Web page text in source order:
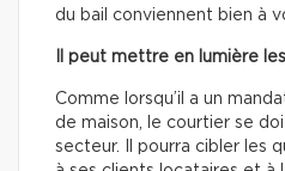
du bail conviennent bien à
Il peut mettre en lumière
Comme lorsqu’il a un
de maison, le courtier se
secteur. Il pourra cibler les